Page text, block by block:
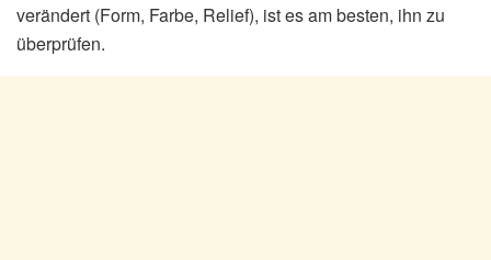
verändert (Form, Farbe, Relief), ist es am besten, ihn zu
überprüfen.